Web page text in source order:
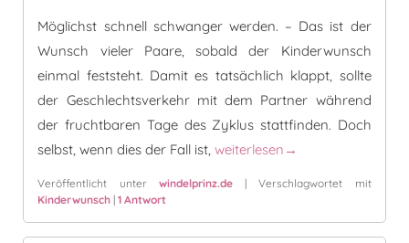
Möglichst schnell schwanger werden. – Das ist der
Wunsch vieler Paare, sobald der Kinderwunsch
einmal feststeht. Damit es tatsächlich klappt, sollte
der Geschlechtsverkehr mit dem Partner während
der fruchtbaren Tage des Zyklus stattfinden. Doch
selbst, wenn dies der Fall ist,Schwanger werden – Tipps
weiterlesen →
Veröffentlicht unter windelprinz.de |Verschlagwortet mit
Kinderwunsch |1 Antwort